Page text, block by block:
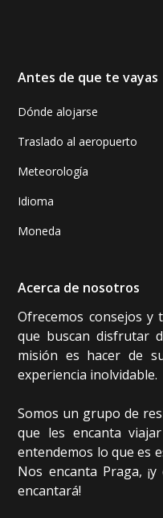
Antes de que te vayas
Dónde alojarse
Traslado al aeropuerto
Meteorología
Idioma
Moneda
Acerca de nosotros
Ofrecemos consejos
que buscan disfrutar
misión es hacer de
experiencia inolvidable.
Somos un grupo de
que les encanta
entendemos lo que es
Nos encanta Praga,
encantará!